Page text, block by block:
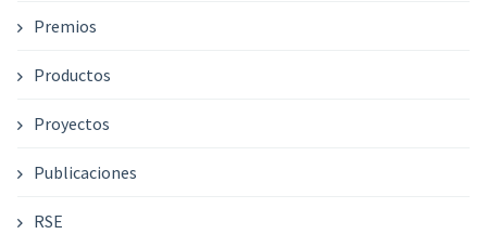
Premios
Productos
Proyectos
Publicaciones
RSE